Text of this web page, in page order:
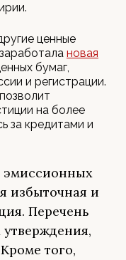
ценные
новая
бумаг,
и регистрации.
на более
за кредитами и
эмиссионных
избыточная и
Перечень
того,